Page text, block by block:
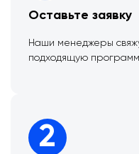
Оставьте заявку
Наши менеджеры
подходящую
2